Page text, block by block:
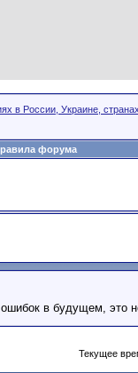
в России, Украине,
форума
в будущем, это
Текущее